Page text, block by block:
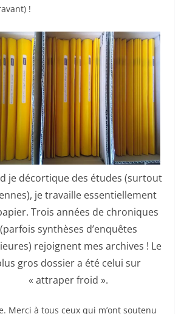
!
je décortique des études (surtout
je travaille essentiellement
Trois années de chroniques
(parfois synthèses d’enquêtes
rejoignent mes archives ! Le
gros dossier a été celui sur
« attraper froid ».
Merci à tous ceux qui m’ont soutenu